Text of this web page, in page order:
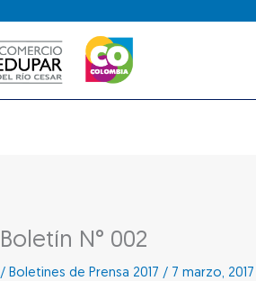
Boletín N° 002
/ Boletines de Prensa 2017 / 7 marzo, 2017